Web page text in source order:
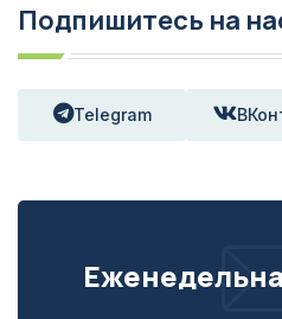
Подпишитесь на
Telegram